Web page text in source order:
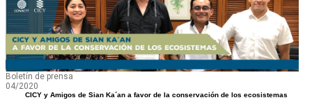
Boletín de prensa
04/2020
CICY y Amigos de Sian Ka´an a favor de la conservación de los ecosistemas